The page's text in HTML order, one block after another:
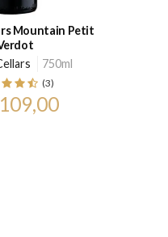
Mountain Petit
750ml
(3)